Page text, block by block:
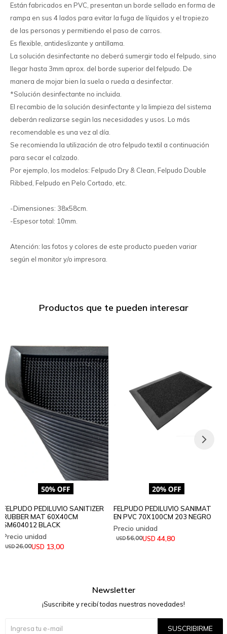
Están fabricados en PVC, presentan un borde sellado en forma de
rampa en sus 4 lados para evitar la fuga de líquidos y el tropiezo
de las personas y permitiendo el paso de carros.
Es flexible, antideslizante y antillama.
La solución desinfectante no deberá sumergir todo el felpudo, sino
llegar hasta 3mm aprox. del borde superior del felpudo. De
manera de mojar bien la suela o rueda a desinfectar.
*Solución desinfectante no incluida.
El recambio de la solución desinfectante y la limpieza del sistema
deberán realizarse según las necesidades y usos. Lo más
recomendable es una vez al día.
Se recomienda la utilización de otro felpudo textil a continuación
para secar el calzado.
Por ejemplo, los modelos: Felpudo Dry & Clean, Felpudo Double
Ribbed, Felpudo en Pelo Cortado, etc.
-Dimensiones: 38x58cm.
-Espesor total: 10mm.
Atención: las fotos y colores de este producto pueden variar
según el monitor y/o impresora.
Productos que te pueden interesar
FELPUDO PEDILUVIO SANITIZER
RUBBER MAT 60X40CM
SM604012 BLACK
USD 13,00
USD26,00
FELPUDO PEDILUVIO SANIMAT
EN PVC 70X100CM 203 NEGRO
USD 44,80
USD56,00
Newsletter
¡Suscribite y recibí todas nuestras novedades!
SUSCRIBIRME